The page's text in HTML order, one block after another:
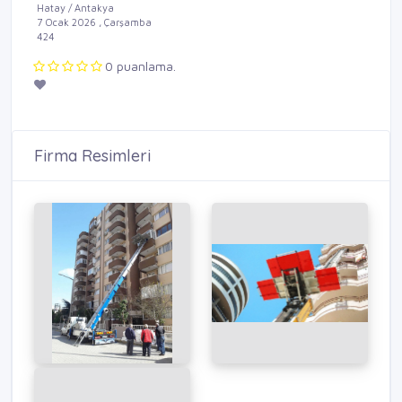
Hatay / Antakya
7 Ocak 2026 , Çarşamba
424
0 puanlama.
Firma Resimleri